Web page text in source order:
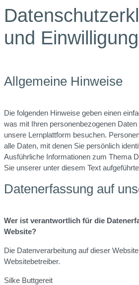
und Einwilligung
Allgemeine Hinweise
Die folgenden Hinweise geben einen
was mit Ihren personenbezogenen
unsere Lernplattform besuchen.
alle Daten, mit denen Sie persönlich
Ausführliche Informationen zum Thema
Sie unserer unter diesem Text
Datenerfassung auf
Wer ist verantwortlich für die
Website?
Die Datenverarbeitung auf dieser
Websitebetreiber.
Silke Buttgereit